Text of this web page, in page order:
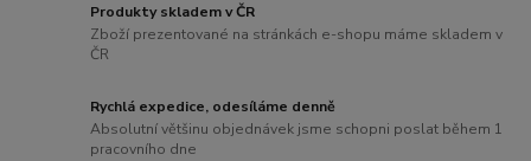
Produkty skladem v ČR
Zboží prezentované na stránkách e-shopu máme skladem v
ČR
Rychlá expedice, odesíláme denně
Absolutní většinu objednávek jsme schopni poslat během 1
pracovního dne